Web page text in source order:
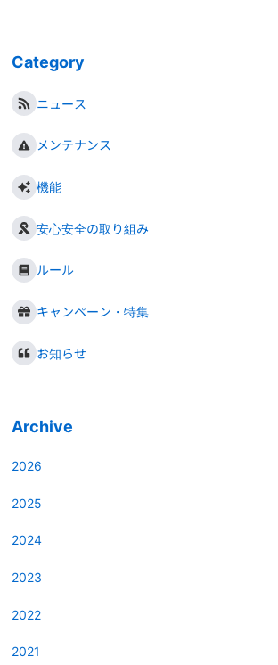
Category
ニュース
メンテナンス
機能
安心安全の取り組み
ルール
キャンペーン・特集
お知らせ
Archive
2026
2025
2024
2023
2022
2021